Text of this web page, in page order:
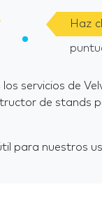
Haz
servicios de
de stands
para nuestros